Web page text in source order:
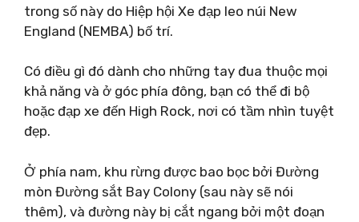
trong số này do Hiệp hội Xe đạp leo núi New
England (NEMBA) bố trí.
Có điều gì đó dành cho những tay đua thuộc mọi
khả năng và ở góc phía đông, bạn có thể đi bộ
hoặc đạp xe đến High Rock, nơi có tầm nhìn tuyệt
đẹp.
Ở phía nam, khu rừng được bao bọc bởi Đường
mòn Đường sắt Bay Colony (sau này sẽ nói
thêm), và đường này bị cắt ngang bởi một đoạn